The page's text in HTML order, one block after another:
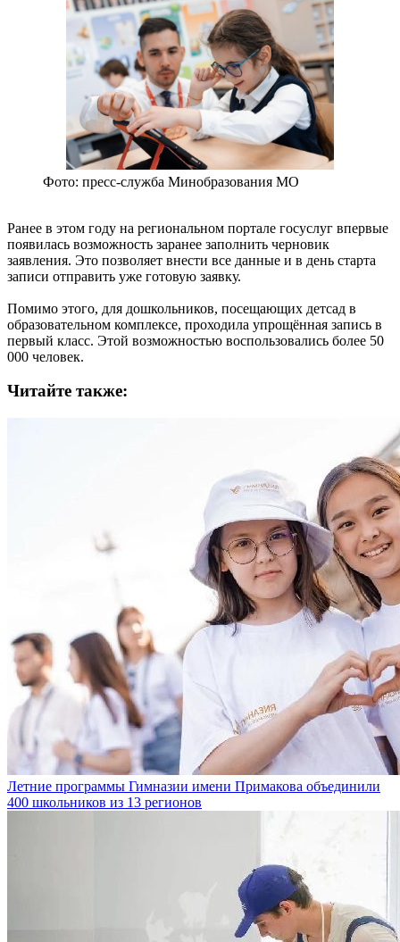
Фото: пресс-служба Минобразования МО
Ранее в этом году на региональном портале госуслуг впервые
появилась возможность заранее заполнить черновик
заявления. Это позволяет внести все данные и в день старта
записи отправить уже готовую заявку.
Помимо этого, для дошкольников, посещающих детсад в
образовательном комплексе, проходила упрощённая запись в
первый класс. Этой возможностью воспользовались более 50
000 человек.
Читайте также:
Летние программы Гимназии имени Примакова объединили
400 школьников из 13 регионов